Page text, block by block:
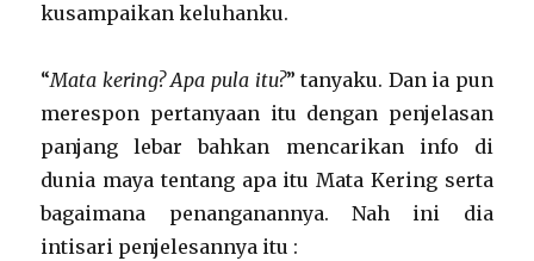
kusampaikan keluhanku.
“Mata kering? Apa pula itu?” tanyaku. Dan ia pun
merespon pertanyaan itu dengan penjelasan
panjang lebar bahkan mencarikan info di
dunia maya tentang apa itu Mata Kering serta
bagaimana penanganannya. Nah ini dia
intisari penjelesannya itu :